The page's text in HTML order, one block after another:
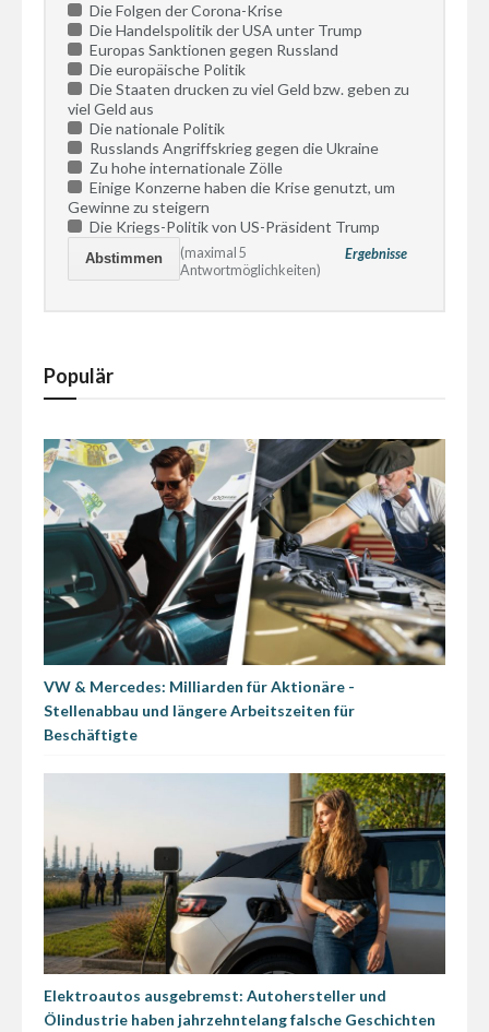
Die Folgen der Corona-Krise
Die Handelspolitik der USA unter Trump
Europas Sanktionen gegen Russland
Die europäische Politik
Die Staaten drucken zu viel Geld bzw. geben zu
viel Geld aus
Die nationale Politik
Russlands Angriffskrieg gegen die Ukraine
Zu hohe internationale Zölle
Einige Konzerne haben die Krise genutzt, um
Gewinne zu steigern
Die Kriegs-Politik von US-Präsident Trump
Ergebnisse
(maximal 5
Antwortmöglichkeiten)
Populär
VW & Mercedes: Milliarden für Aktionäre -
Stellenabbau und längere Arbeitszeiten für
Beschäftigte
Elektroautos ausgebremst: Autohersteller und
Ölindustrie haben jahrzehntelang falsche Geschichten